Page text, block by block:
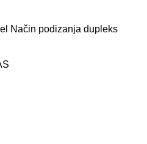
Način podizanja dupleks